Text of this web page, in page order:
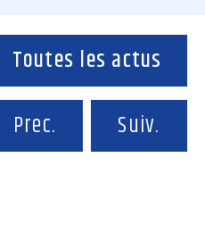
Toutes les actus
Prec.
Suiv.